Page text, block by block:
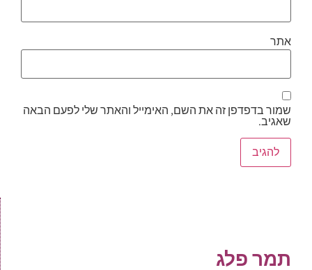
תמר פלג
אתר
שמור בדפדפן זה את השם, האימייל והאתר שלי לפעם הבאה
שאגיב.